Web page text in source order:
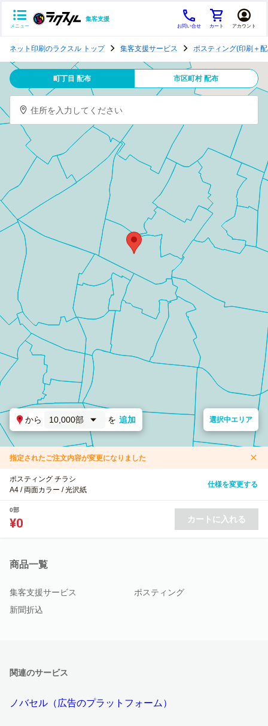
メニュー
集客支援
お問い合せ カート アカウント
テ
ン
グ
ネット印刷のラクスル トップ 集客支援サービス ポスティング(印刷＋
町丁目 配布 市区町村 配布
住所を入力してください
から 10,000部 を 追加 選択中エリア
指定されたご注文内容が変更になりました
ポスティング チラシ
A4 / 両面カラー / 光沢紙
仕様を変更する
0部
¥0 カートに入れる
商品一覧
集客支援サービス
ポスティング
新聞折込
関連のサービス
ノバセル（広告のプラットフォーム）